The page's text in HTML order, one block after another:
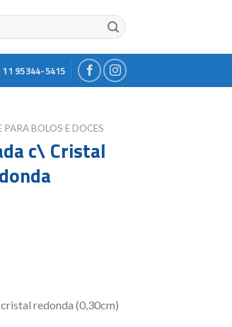
95344-5415
BOLOS E DOCES
c\ Cristal
redonda (0,30cm)